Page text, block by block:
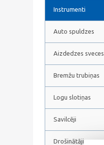
Instrumenti
Auto spuldzes
Aizdedzes sveces
Bremžu trubiņas
Logu slotiņas
Savilcēji
Drošinātāji